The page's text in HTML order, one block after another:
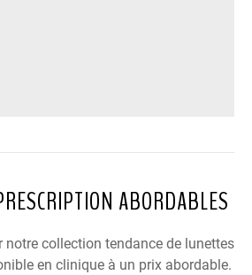
ABORDABLES
notre collection tendance de lunettes
en clinique à un prix abordable.